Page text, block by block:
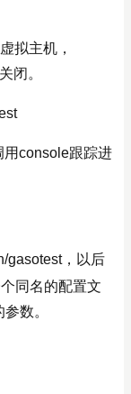
拟主机，
闭。
用console跟踪进
gasotest，以后
同名的配置文
数。